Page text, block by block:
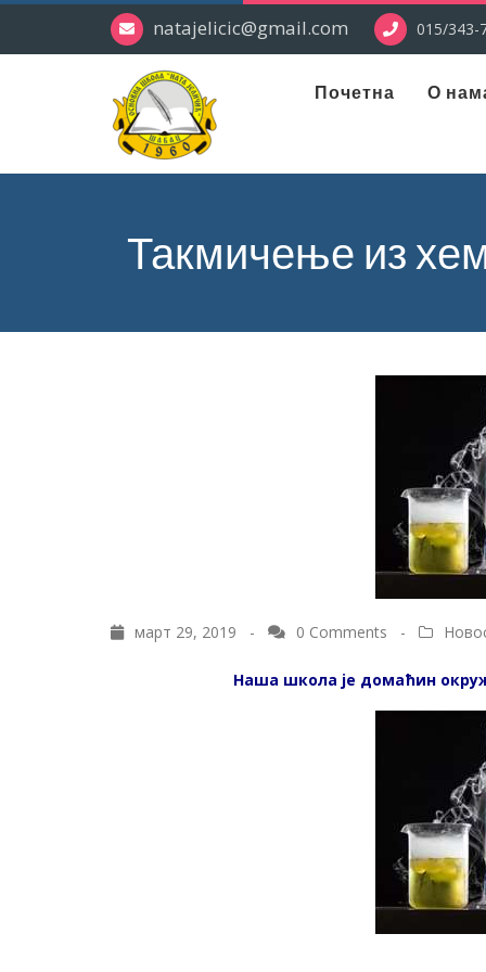
natajelicic@gmail.com 015/343-
Почетна О
Такмичење из
март 29, 2019 - 0 Comments -
Наша школа је домаћин